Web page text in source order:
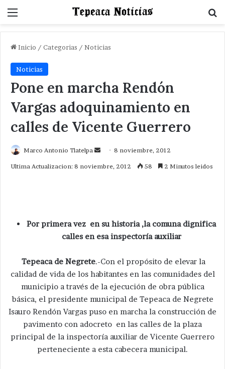
Menu
Inicio / Categorias / Noticias
Noticias
Pone en marcha Rendón
Vargas adoquinamiento en
calles de Vicente Guerrero
Marco Antonio Tlatelpa
Send 8 noviembre, 2012
Ultima Actualizacion: 8 noviembre, 2012 58 2 Minutos leidos
Por primera vez en su historia ,la comuna dignifica
calles en esa inspectoría auxiliar
Tepeaca de Negrete.-Con el propósito de elevar la
calidad de vida de los habitantes en las comunidades del
municipio a través de la ejecución de obra pública
básica, el presidente municipal de Tepeaca de Negrete
Isauro Rendón Vargas puso en marcha la construcción de
pavimento con adocreto en las calles de la plaza
principal de la inspectoría auxiliar de Vicente Guerrero
perteneciente a esta cabecera municipal.